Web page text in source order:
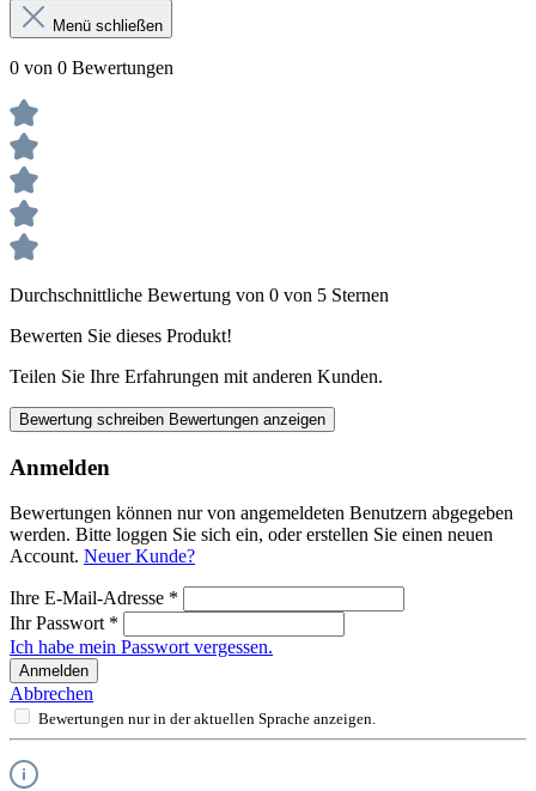
Menü schließen
0 von 0 Bewertungen
Durchschnittliche Bewertung von 0 von 5 Sternen
Bewerten Sie dieses Produkt!
Teilen Sie Ihre Erfahrungen mit anderen Kunden.
Bewertung schreiben Bewertungen anzeigen
Anmelden
Bewertungen können nur von angemeldeten Benutzern abgegeben
werden. Bitte loggen Sie sich ein, oder erstellen Sie einen neuen
Account. Neuer Kunde?
Ihre E-Mail-Adresse *
Ihr Passwort *
Ich habe mein Passwort vergessen.
Anmelden
Abbrechen
Bewertungen nur in der aktuellen Sprache anzeigen.